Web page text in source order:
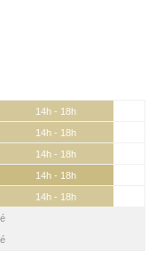
14h - 18h
14h - 18h
14h - 18h
14h - 18h
14h - 18h